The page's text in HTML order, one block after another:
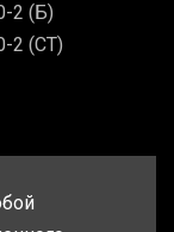
2 (Б)
2 (СТ)